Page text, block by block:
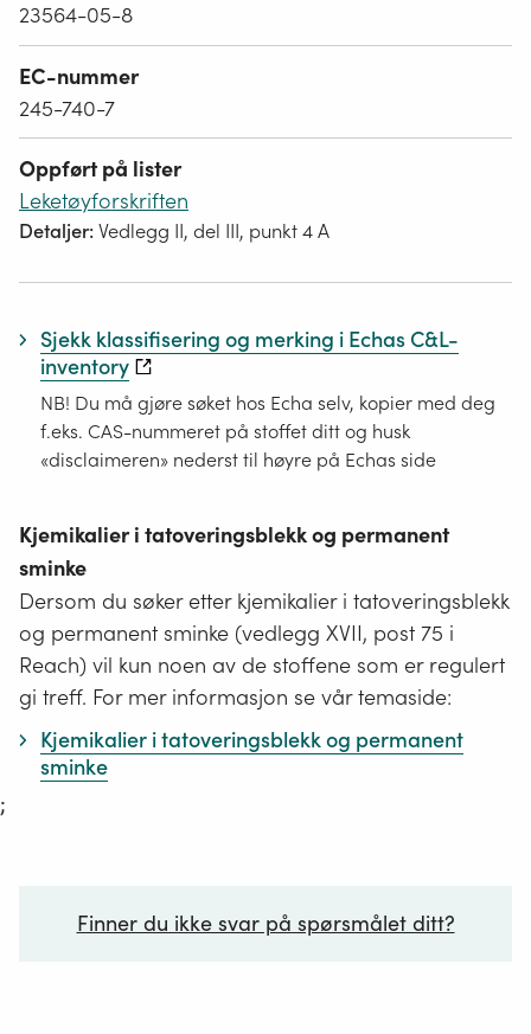
23564-05-8
EC-nummer
245-740-7
Oppført på lister
Leketøyforskriften
Detaljer:Vedlegg II, del III, punkt 4 A
Sjekk klassifisering og merking i Echas C&L-
inventory
NB! Du må gjøre søket hos Echa selv, kopier med deg
f.eks. CAS-nummeret på stoffet ditt og husk
«disclaimeren» nederst til høyre på Echas side
Kjemikalier i tatoveringsblekk og permanent
sminke
Dersom du søker etter kjemikalier i tatoveringsblekk
og permanent sminke (vedlegg XVII, post 75 i
Reach) vil kun noen av de stoffene som er regulert
gi treff. For mer informasjon se vår temaside:
Kjemikalier i tatoveringsblekk og permanent
sminke
;
Finner du ikke svar på spørsmålet ditt?